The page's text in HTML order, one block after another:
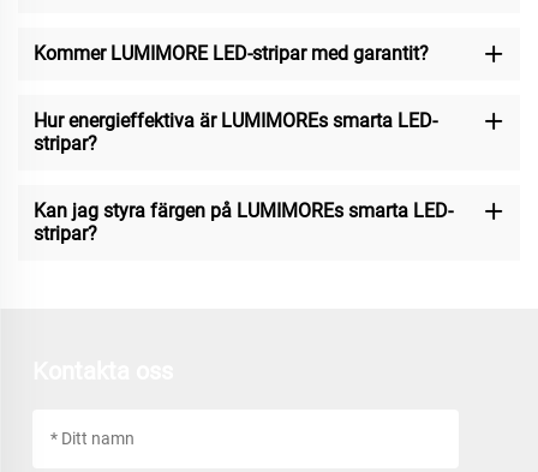
Kommer LUMIMORE LED-stripar med garantit?
Hur energieffektiva är LUMIMOREs smarta LED-
stripar?
Kan jag styra färgen på LUMIMOREs smarta LED-
stripar?